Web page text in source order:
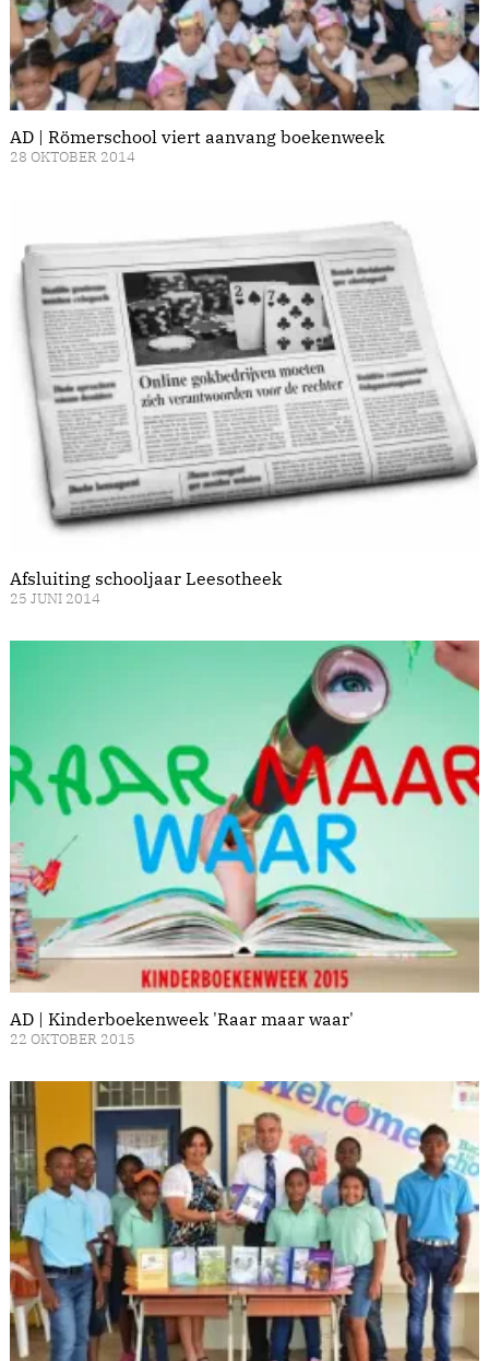
AD | Römerschool viert aanvang boekenweek
28 OKTOBER 2014
Afsluiting schooljaar Leesotheek
25 JUNI 2014
AD | Kinderboekenweek 'Raar maar waar'
22 OKTOBER 2015